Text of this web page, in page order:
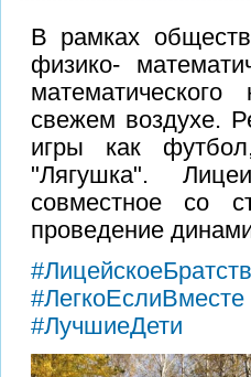
В рамках
физико-
свежем воздухе.
игры как
"Лягушка".
совместное со
проведение
#ЛегкоЕслиВместе
#ЛучшиеДети